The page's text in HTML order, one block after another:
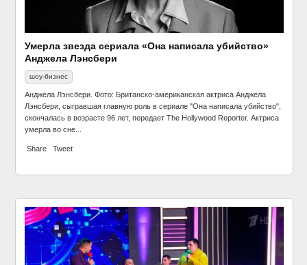
Умерла звезда сериала «Она написала убийство»
Анджела Лэнсбери
шоу-бизнес
Анджела Лэнсбери. Фото: Британско-американская актриса Анджела
Лэнсбери, сыгравшая главную роль в сериале "Она написала убийство",
скончалась в возрасте 96 лет, передает The Hollywood Reporter. Актриса
умерла во сне...
Share Tweet